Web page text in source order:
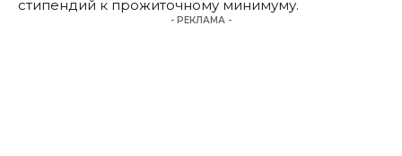
стипендий к прожиточному минимуму.
- РЕКЛАМА -